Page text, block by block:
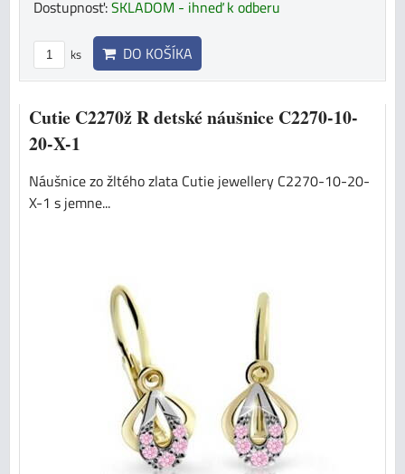
Dostupnosť:SKLADOM - ihneď k odberu
ks DO KOŠÍKA
Cutie C2270ž R detské náušnice C2270-10-
20-X-1
Náušnice zo žltého zlata Cutie jewellery C2270-10-20-
X-1 s jemne...